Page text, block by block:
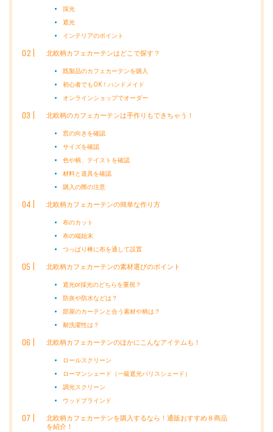
採光
遮光
インテリアのポイント
北欧柄カフェカーテンはどこで探す？
既製品のカフェカーテンを購入
初心者でもOK！ハンドメイド
オンラインショップでオーダー
北欧柄のカフェカーテンは手作りもできちゃう！
窓の向きを確認
サイズを確認
色や柄、テイストを確認
材料と道具を確認
購入の際の注意
北欧柄カフェカーテンの簡単な作り方
布のカット
布の端始末
つっぱり棒に布を通して設置
北欧柄カフェカーテンの素材選びのポイント
遮光or採光のどちらを重視？
防炎や防水などは？
部屋のカーテンと合う素材や柄は？
耐洗濯性は？
北欧柄カフェカーテンのほかにこんなアイテムも！
ロールスクリーン
ローマンシェード（一級遮光パリスシェード）
調光スクリーン
ウッドブラインド
北欧柄カフェカーテンを購入するなら！通販おすすめ８商品
を紹介！